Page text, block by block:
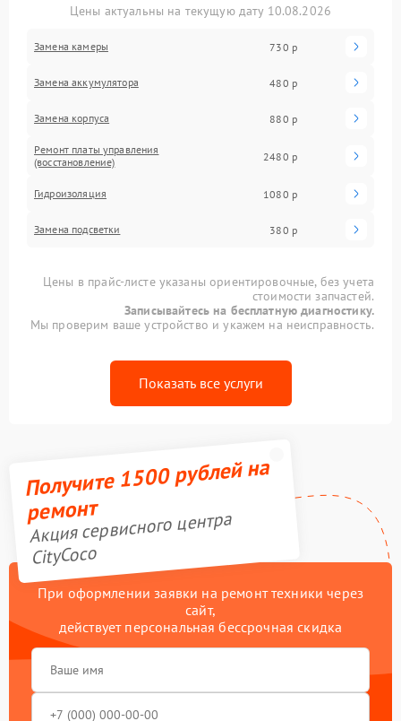
Цены актуальны на текущую дату 10.08.2026
Замена камеры 730 р
Замена аккумулятора 480 р
Замена корпуса 880 р
Ремонт платы управления
(восстановление)
2480 р
Гидроизоляция 1080 р
Замена подсветки 380 р
Цены в прайс-листе указаны ориентировочные, без учета
стоимости запчастей.
Записывайтесь на бесплатную диагностику.
Мы проверим ваше устройство и укажем на неисправность.
Показать все услуги
Получите 1500 рублей на
ремонт
Акция сервисного центра
CityCoco
При оформлении заявки на ремонт техники через
сайт,
действует персональная бессрочная скидка